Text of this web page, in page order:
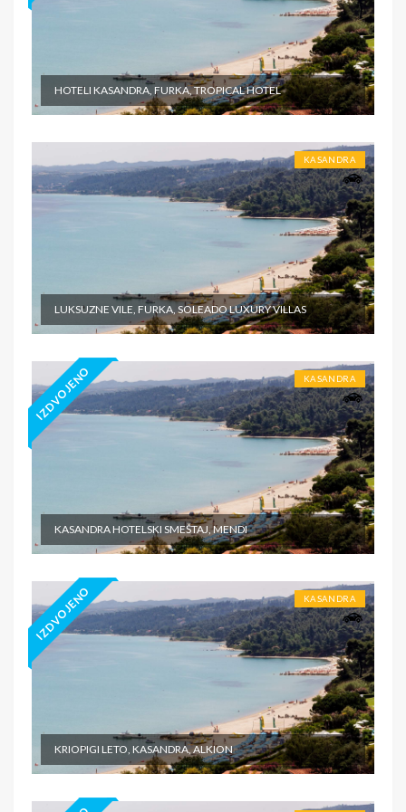
HOTELI KASANDRA, FURKA, TROPICAL HOTEL
KASANDRA
LUKSUZNE VILE, FURKA, SOLEADO LUXURY VILLAS
IZDVOJENO KASANDRA
KASANDRA HOTELSKI SMEŠTAJ, MENDI
IZDVOJENO KASANDRA
KRIOPIGI LETO, KASANDRA, ALKION